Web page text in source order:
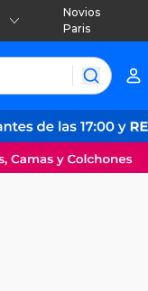
Novios
Paris